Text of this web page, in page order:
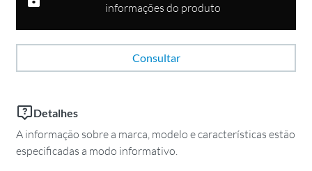
informações do produto
Consultar
Detalhes
A informação sobre a marca, modelo e características estão
especificadas a modo informativo.